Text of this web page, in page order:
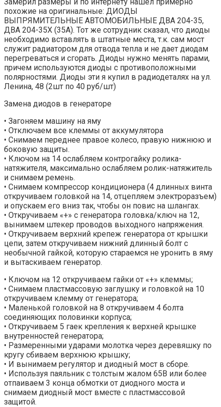
похожие на оригинальные: ДИОДЫ
ВЫПРЯМИТЕЛЬНЫЕ АВТОМОБИЛЬНЫЕ ДВА 204-35,
ДВА 204-35Х (35А). Тот же сотрудник сказал, что диоды
необходимо вставлять в штатные места, т.к. сам мост
служит радиатором для отвода тепла и не дает диодам
перегреваться и сгорать. Диоды нужно менять парами,
причем используются диоды с противоположными
полярностями. Диоды эти я купил в радиодеталях на ул.
Ленина, 48 (2шт по 40 руб/шт)
Замена диодов в генераторе
• Загоняем машину на яму
• Отключаем все клеммы от аккумулятора
• Снимаем переднее правое колесо, правую нижнюю и
боковую защиты.
• Ключом на 14 ослабляем контрогайку ролика-
натяжителя, максимально ослабляем ролик-натяжитель
и снимаем ремень.
• Снимаем компрессор кондиционера (4 длинных винта
откручиваем головкой на 14, отцепляем электроразъем)
и опускаем его вниз так, чтобы он повис на шлангах.
• Откручиваем «+» с генератора головка/ключ на 12,
вынимаем штекер проводов выходного напряжения.
• Откручиваем верхний крепеж генератора от крышки
цепи, затем откручиваем нижний длинный болт с
необычной гайкой, которую стараемся не уронить в яму
и вытаскиваем генератор.
• Ключом на 12 откручиваем гайки от «+» клеммы;
• Снимаем пластмассовую заглушку и головкой на 10
откручиваем клемму от генератора;
• Маленькой головкой на 8 откручиваем 4 болта
соединяющих половинки корпуса;
• Откручиваем 5 гаек крепления к верхней крышке
внутренностей генератора;
• Размеренными ударами молотка через деревяшку по
кругу сбиваем верхнюю крышку;
• И вынимаем регулятор и диодный мост в сборе.
• Используя паяльник с толстым жалом 65В или более
отпаиваем 3 конца обмотки от диодного моста и
снимаем диодный мост вместе с пластмассовой
защитой.